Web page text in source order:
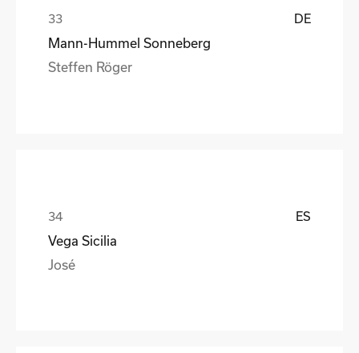
DE
Mann-Hummel Sonneberg
Steffen Röger
ES
Vega Sicilia
José